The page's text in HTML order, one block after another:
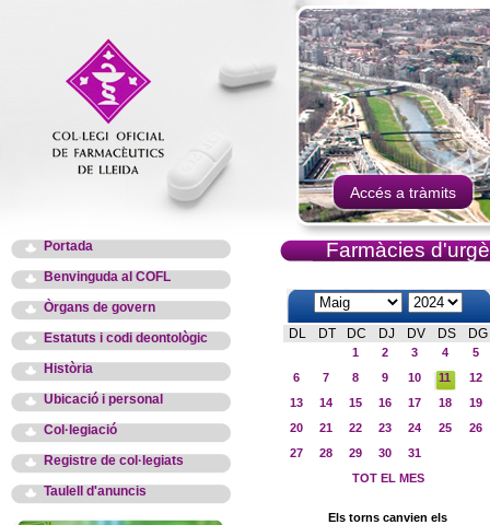
Accés a tràmits
Portada
Benvinguda al COFL
Òrgans de govern
Estatuts i codi deontològic
Història
Ubicació i personal
Col·legiació
Registre de col·legiats
Taulell d'anuncis
Farmàcies
DL DT DC DJ DV DS DG
1 2 3 4
5
6
7 8 9 10 11
12
13
14 15 16 17 18
19
20
21 22 23 24 25
26
27
28 29 30
31
TOT EL MES
Els torns canvien els